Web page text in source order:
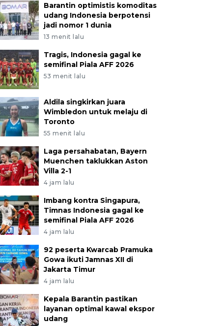
Barantin optimistis komoditas
udang Indonesia berpotensi
jadi nomor 1 dunia
13 menit lalu
Tragis, Indonesia gagal ke
semifinal Piala AFF 2026
53 menit lalu
Aldila singkirkan juara
Wimbledon untuk melaju di
Toronto
55 menit lalu
Laga persahabatan, Bayern
Muenchen taklukkan Aston
Villa 2-1
4 jam lalu
Imbang kontra Singapura,
Timnas Indonesia gagal ke
semifinal Piala AFF 2026
4 jam lalu
92 peserta Kwarcab Pramuka
Gowa ikuti Jamnas XII di
Jakarta Timur
4 jam lalu
Kepala Barantin pastikan
layanan optimal kawal ekspor
udang